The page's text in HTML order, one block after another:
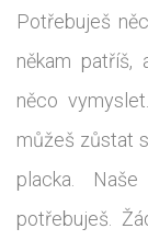
Potřebuješ
někam
něco
můžeš zůstat
placka.
potřebuješ.